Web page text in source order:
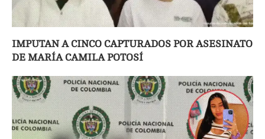
IMPUTAN A CINCO CAPTURADOS POR ASESINATO
DE MARÍA CAMILA POTOSÍ